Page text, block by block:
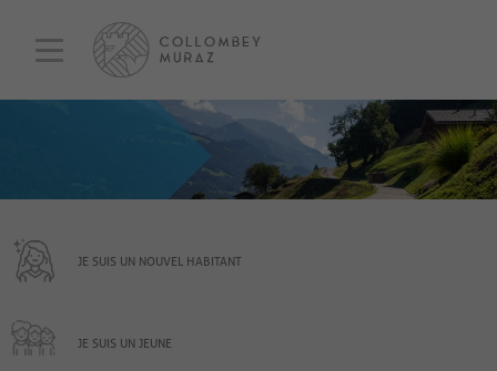
JE SUIS UN NOUVEL HABITANT
JE SUIS UN JEUNE